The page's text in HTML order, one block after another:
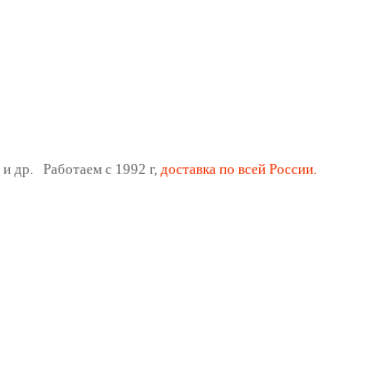
и др. Работаем с 1992 г, доставка по всей России.